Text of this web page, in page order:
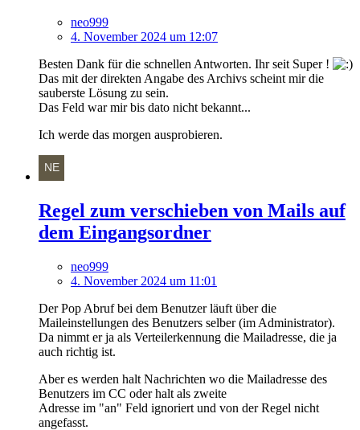
neo999
4. November 2024 um 12:07
Besten Dank für die schnellen Antworten. Ihr seit Super !
Das mit der direkten Angabe des Archivs scheint mir die
sauberste Lösung zu sein.
Das Feld war mir bis dato nicht bekannt...
Ich werde das morgen ausprobieren.
Regel zum verschieben von Mails auf
dem Eingangsordner
neo999
4. November 2024 um 11:01
Der Pop Abruf bei dem Benutzer läuft über die
Maileinstellungen des Benutzers selber (im Administrator).
Da nimmt er ja als Verteilerkennung die Mailadresse, die ja
auch richtig ist.
Aber es werden halt Nachrichten wo die Mailadresse des
Benutzers im CC oder halt als zweite
Adresse im "an" Feld ignoriert und von der Regel nicht
angefasst.